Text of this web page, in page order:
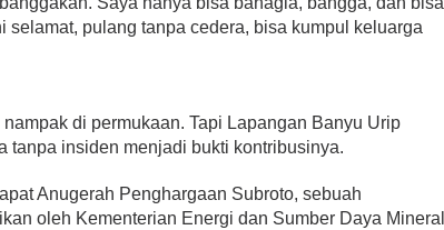
selamat, pulang tanpa cedera, bisa kumpul keluarga
di permukaan. Tapi Lapangan Banyu Urip
tanpa insiden menjadi bukti kontribusinya.
Anugerah Penghargaan Subroto, sebuah
oleh Kementerian Energi dan Sumber Daya Mineral